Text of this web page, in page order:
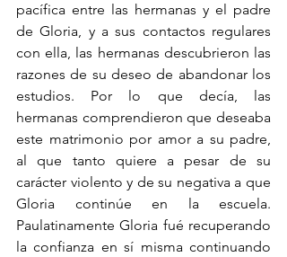
pacífica entre las hermanas y el padre
de Gloria, y a sus contactos regulares
con ella, las hermanas descubrieron las
razones de su deseo de abandonar los
estudios. Por lo que decía, las
hermanas comprendieron que deseaba
este matrimonio por amor a su padre,
al que tanto quiere a pesar de su
carácter violento y de su negativa a que
Gloria continúe en la escuela.
Paulatinamente Gloria fué recuperando
la confianza en sí misma continuando